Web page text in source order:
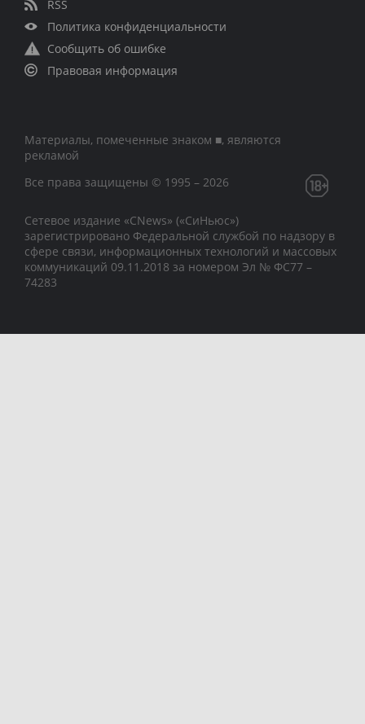
RSS
Политика конфиденциальности
Сообщить об ошибке
Правовая информация
Материалы, помеченные знаком ■, являются
рекламой
Все права защищены © 1995 – 2026
Сетевое издание «CNews» («СиНьюс»)
зарегистрировано Федеральной службой по надзору в
сфере связи, информационных технологий и массовых
коммуникаций 09.11.2018 за номером Эл № ФС77 –
74283